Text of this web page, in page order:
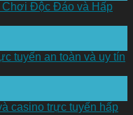
Chơi Độc Đáo và Hấp
tuyến an toàn và uy tín
casino trực tuyến hấp